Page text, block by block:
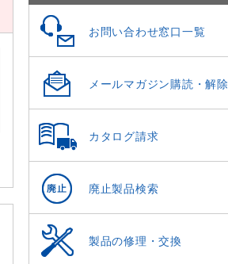
お問い合わせ窓口一覧
メールマガジン購読・解除
カタログ請求
廃止製品検索
製品の修理・交換